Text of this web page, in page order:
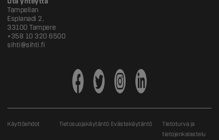
Tampellan
Esplanadi 2,
33100 Tampere
+358 10 320 6500
sihti@sihti.fi
Käyttöehdot Tietosuojakäytäntö Evästekäytäntö
Tietoturva ja
tietojenkalastelu